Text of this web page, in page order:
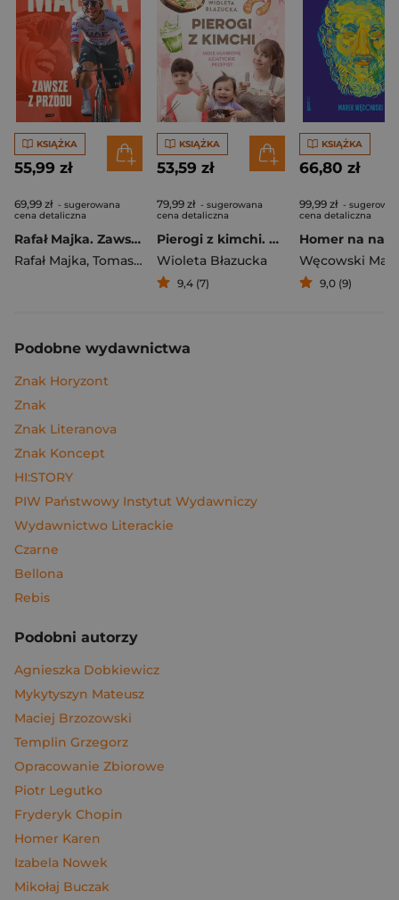
KSIĄŻKA
55,99 zł
69,99 zł - sugerowana
cena detaliczna
Rafał Majka. Zawsze z przodu. Rozmawia Tomasz Kalemba - książka z autografem
Rafał Majka, Tomasz Kalemba
KSIĄŻKA
53,59 zł
79,99 zł - sugerowana
cena detaliczna
Pierogi z kimchi. Moje ulubione azjatyckie przepisy
Wioleta Błazucka
9,4 (7)
KSIĄŻKA
66,80 zł
99,99 zł -
cena detaliczna
Węcowski
9,0 (9)
Podobne wydawnictwa
Znak Horyzont
Znak
Znak Literanova
Znak Koncept
HI:STORY
PIW Państwowy Instytut Wydawniczy
Wydawnictwo Literackie
Czarne
Bellona
Rebis
Podobni autorzy
Agnieszka Dobkiewicz
Mykytyszyn Mateusz
Maciej Brzozowski
Templin Grzegorz
Opracowanie Zbiorowe
Piotr Legutko
Fryderyk Chopin
Homer Karen
Izabela Nowek
Mikołaj Buczak